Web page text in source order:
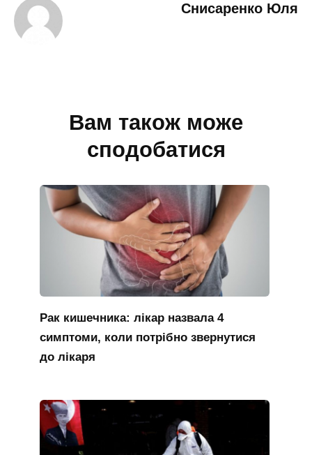
Снисаренко Юля
Вам також може
сподобатися
Рак кишечника: лікар назвала 4
симптоми, коли потрібно звернутися
до лікаря